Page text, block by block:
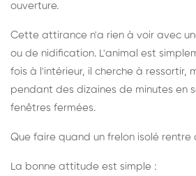
ouverture.
Cette attirance n'a rien à voir avec
ou de nidification. L'animal est
fois à l'intérieur, il cherche à ressortir,
pendant des dizaines de minutes en
fenêtres fermées.
Que faire quand un frelon isolé rentre
La bonne attitude est simple :